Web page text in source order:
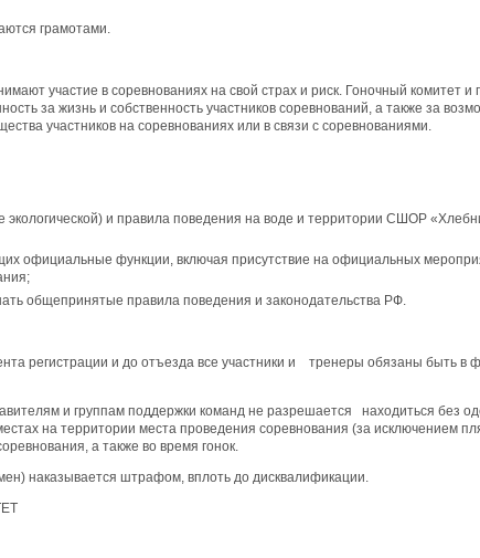
грамотами.
участие в соревнованиях на свой страх и риск. Гоночный комитет и
за жизнь и собственность участников соревнований, а также за
участников на соревнованиях или в связи с соревнованиями.
экологической) и правила поведения на воде и территории СШОР
официальные функции, включая присутствие на официальных
общепринятые правила поведения и законодательства РФ.
регистрации и до отъезда все участники и тренеры обязаны быть в
и группам поддержки команд не разрешается находиться без
на территории места проведения соревнования (за исключением
а также во время гонок.
наказывается штрафом, вплоть до дисквалификации.